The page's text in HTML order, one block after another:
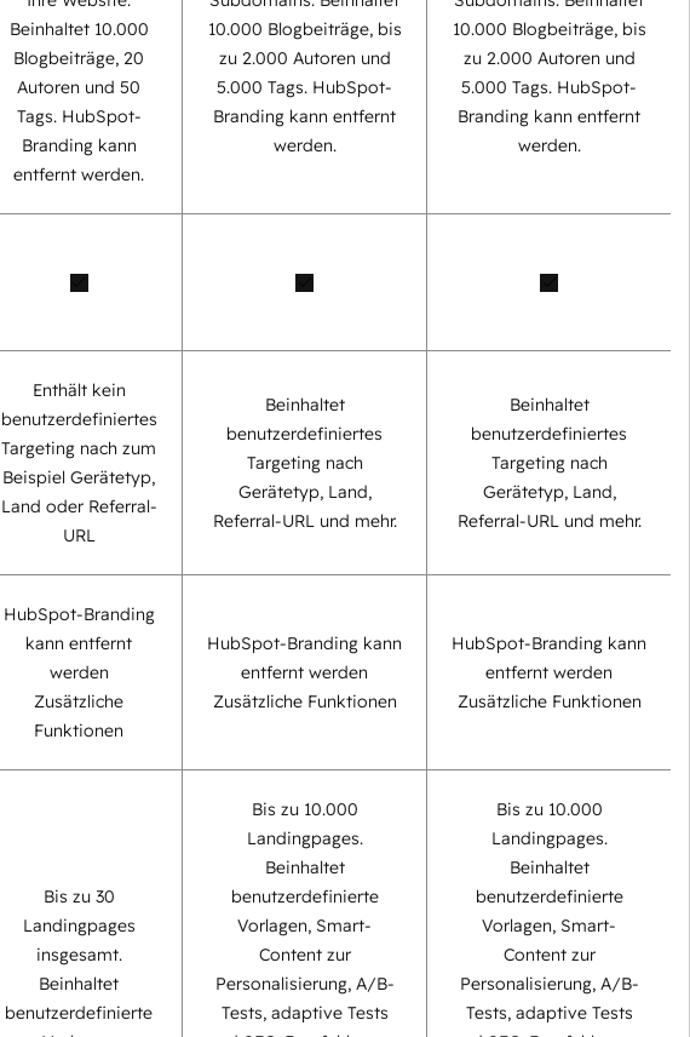
Beinhaltet 10.000
Blogbeiträge, 20
Autoren und 50
Tags. HubSpot-
Branding kann
entfernt werden.
10.000 Blogbeiträge, bis
zu 2.000 Autoren und
5.000 Tags. HubSpot-
Branding kann entfernt
werden.
10.000 Blogbeiträge, bis
zu 2.000 Autoren und
5.000 Tags. HubSpot-
Branding kann entfernt
werden.
Enthält kein
benutzerdefiniertes
Targeting nach zum
Beispiel Gerätetyp,
Land oder Referral-
URL
Beinhaltet
benutzerdefiniertes
Targeting nach
Gerätetyp, Land,
Referral-URL und mehr.
Beinhaltet
benutzerdefiniertes
Targeting nach
Gerätetyp, Land,
Referral-URL und mehr.
HubSpot-Branding
kann entfernt
werden
Zusätzliche
Funktionen
HubSpot-Branding kann
entfernt werden
Zusätzliche Funktionen
HubSpot-Branding kann
entfernt werden
Zusätzliche Funktionen
Bis zu 30
Landingpages
insgesamt.
Beinhaltet
benutzerdefinierte
Bis zu 10.000
Landingpages.
Beinhaltet
benutzerdefinierte
Vorlagen, Smart-
Content zur
Personalisierung, A/B-
Tests, adaptive Tests
Bis zu 10.000
Landingpages.
Beinhaltet
benutzerdefinierte
Vorlagen, Smart-
Content zur
Personalisierung, A/B-
Tests, adaptive Tests